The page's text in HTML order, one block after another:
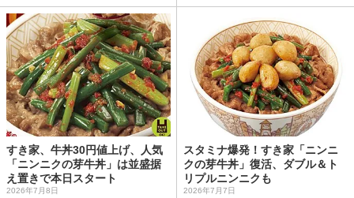
すき家、牛丼30円値上げ、人気
「ニンニクの芽牛丼」は並盛据
え置きで本日スタート
2026年7月8日
スタミナ爆発！すき家「ニンニ
クの芽牛丼」復活、ダブル＆ト
リプルニンニクも
2026年7月7日